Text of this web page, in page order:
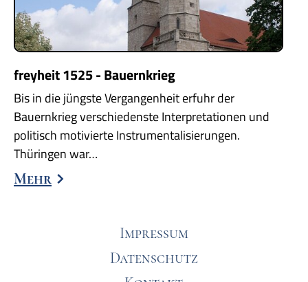
freyheit 1525 - Bauernkrieg
Bis in die jüngste Vergangenheit erfuhr der
Bauernkrieg verschiedenste Interpretationen und
politisch motivierte Instrumentalisierungen.
Thüringen war…
Mehr
Impressum
Datenschutz